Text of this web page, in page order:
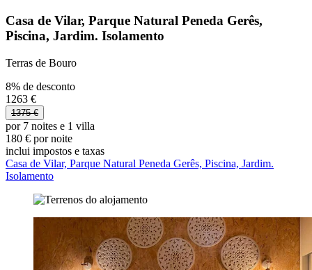
Casa de Vilar, Parque Natural Peneda Gerês,
Piscina, Jardim. Isolamento
Terras de Bouro
8% de desconto
1263 €
1375 €
por 7 noites e 1 villa
180 € por noite
inclui impostos e taxas
Casa de Vilar, Parque Natural Peneda Gerês, Piscina, Jardim.
Isolamento